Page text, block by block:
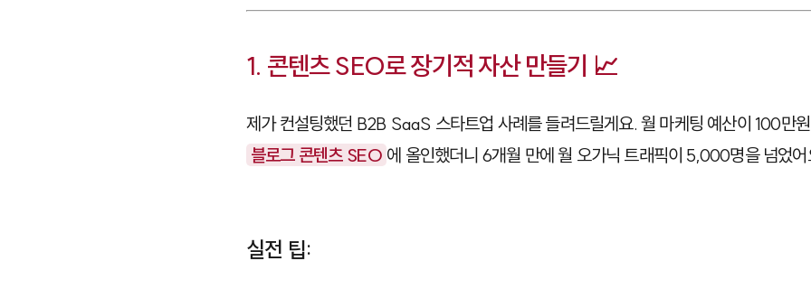
1. 콘텐츠 SEO로 장기적 자산 만들기 📈
제가 컨설팅했던 B2B SaaS 스타트업 사례를 들려드릴게요. 월 마케팅 예산이 100만
블로그 콘텐츠 SEO 에 올인했더니 6개월 만에 월 오가닉 트래픽이 5,000명을 넘었어
실전 팁: